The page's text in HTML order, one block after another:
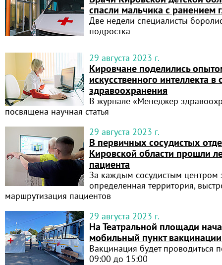
спасли мальчика с ранением
Две недели специалисты
подростка
29 августа 2023 г.
Кировчане поделились
искусственного интеллекта в
здравоохранения
В журнале «Менеджер
посвящена научная статья
29 августа 2023 г.
В первичных сосудистых
Кировской области прошли
пациента
За каждым сосудистым центром
определенная территория,
маршрутизация пациентов
29 августа 2023 г.
На Театральной площади
мобильный пункт
Вакцинация будет проводиться
09:00 до 15:00